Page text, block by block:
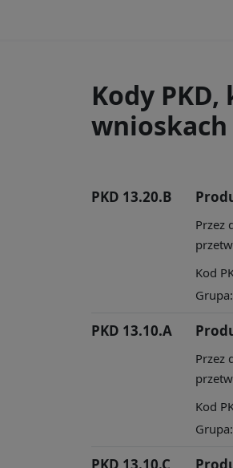
Kody
wnioskach
PKD 13.20.B
Przez
Kod
PKD 13.10.A
Przez
Kod
PKD 13.10.C